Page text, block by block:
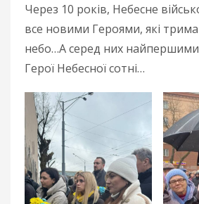
Через 10 років, Небесне
все новими Героями, які
небо…А серед них найпершими
Герої Небесної сотні…